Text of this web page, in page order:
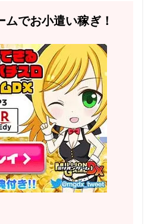
ムでお小遣い稼ぎ！